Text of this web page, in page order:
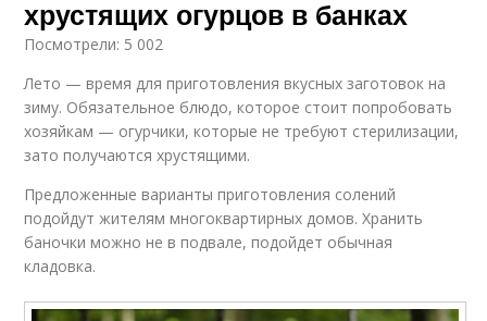
хрустящих огурцов в банках
Посмотрели: 5 002
Лето — время для приготовления вкусных заготовок на
зиму. Обязательное блюдо, которое стоит попробовать
хозяйкам — огурчики, которые не требуют стерилизации,
зато получаются хрустящими.
Предложенные варианты приготовления солений
подойдут жителям многоквартирных домов. Хранить
баночки можно не в подвале, подойдет обычная
кладовка.